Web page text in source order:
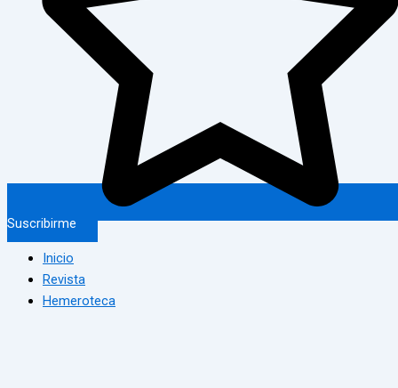
Suscribirme
Inicio
Revista
Hemeroteca